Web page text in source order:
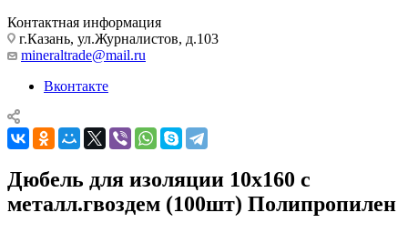
Контактная информация
г.Казань, ул.Журналистов, д.103
mineraltrade@mail.ru
Вконтакте
Дюбель для изоляции 10х160 с
металл.гвоздем (100шт) Полипропилен